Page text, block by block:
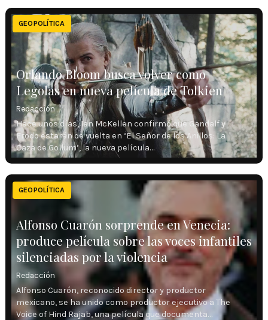
GEOPOLÍTICA
Orlando Bloom busca volver como
Legolas en nueva película de Tolkien
Redacción
Hace unos días, Ian McKellen confirmó que Gandalf y
Frodo estarán de vuelta en ‘El Señor de los Anillos: La
Caza de Gollum’, la nueva película…
GEOPOLÍTICA
Alfonso Cuarón sorprende en Venecia:
produce película sobre las voces infantiles
silenciadas por la violencia
Redacción
Alfonso Cuarón, reconocido director y productor
mexicano, se ha unido como productor ejecutivo a The
Voice of Hind Rajab, una película que documenta…